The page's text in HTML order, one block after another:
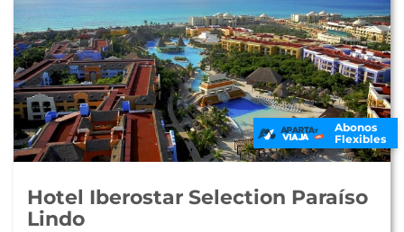
Abonos
Flexibles
Hotel Iberostar Selection Paraíso
Lindo